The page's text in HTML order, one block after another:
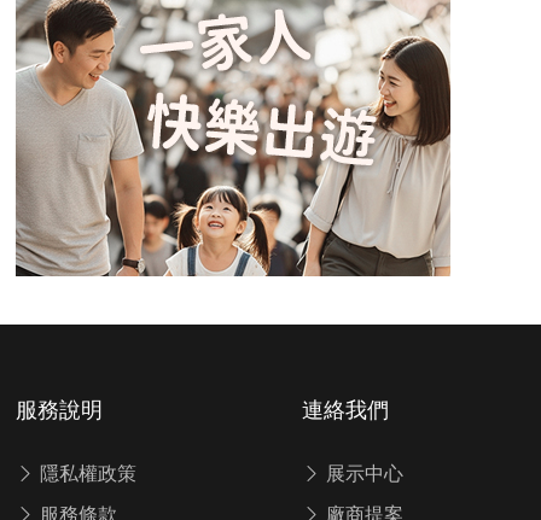
服務說明
隱私權政策
服務條款
連絡我們
展示中心
廠商提案